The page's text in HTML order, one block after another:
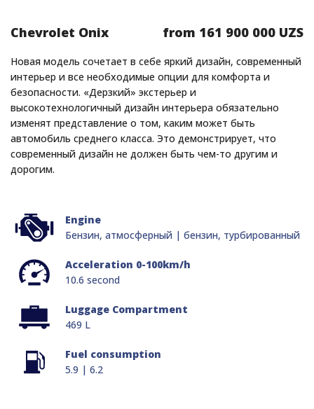
Chevrolet Onix from 161 900 000 UZS
Новая модель сочетает в себе яркий дизайн, современный
интерьер и все необходимые опции для комфорта и
безопасности. «Дерзкий» экстерьер и
высокотехнологичный дизайн интерьера обязательно
изменят представление о том, каким может быть
автомобиль среднего класса. Это демонстрирует, что
современный дизайн не должен быть чем-то другим и
дорогим.
Engine
Бензин, атмосферный | бензин, турбированный
Acceleration 0-100km/h
10.6 second
Luggage Compartment
469 L
Fuel consumption
5.9 | 6.2